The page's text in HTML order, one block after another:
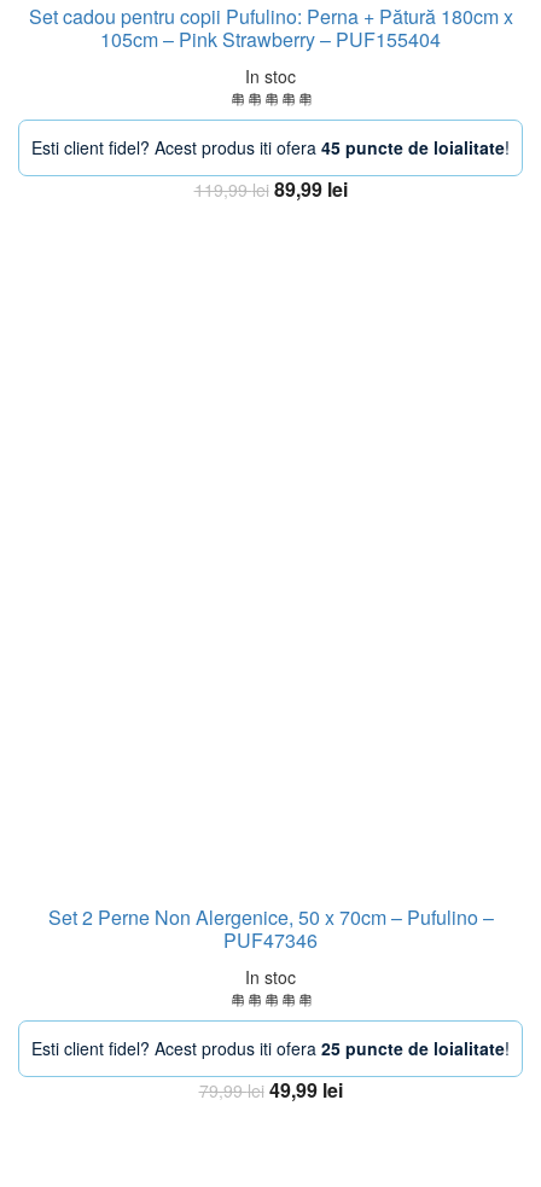
Set cadou pentru copii Pufulino: Perna + Pătură 180cm x
105cm – Pink Strawberry – PUF155404
In stoc
Esti client fidel? Acest produs iti ofera 45 puncte de loialitate!
119,99lei Prețul
89,99 leiPrețul
Set 2 Perne Non Alergenice, 50 x 70cm – Pufulino –
PUF47346
In stoc
Esti client fidel? Acest produs iti ofera 25 puncte de loialitate!
79,99lei Prețul
49,99 leiPrețul